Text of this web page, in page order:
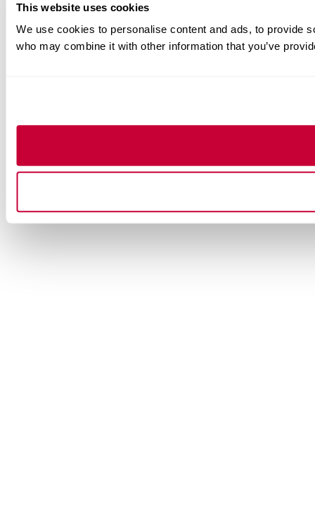
This website uses cookies
We use cookies to personalise content and ads, to provide
who may combine it with other information that you’ve